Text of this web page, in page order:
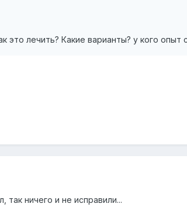
это лечить? Какие варианты? у кого опыт
ничего и не исправили...